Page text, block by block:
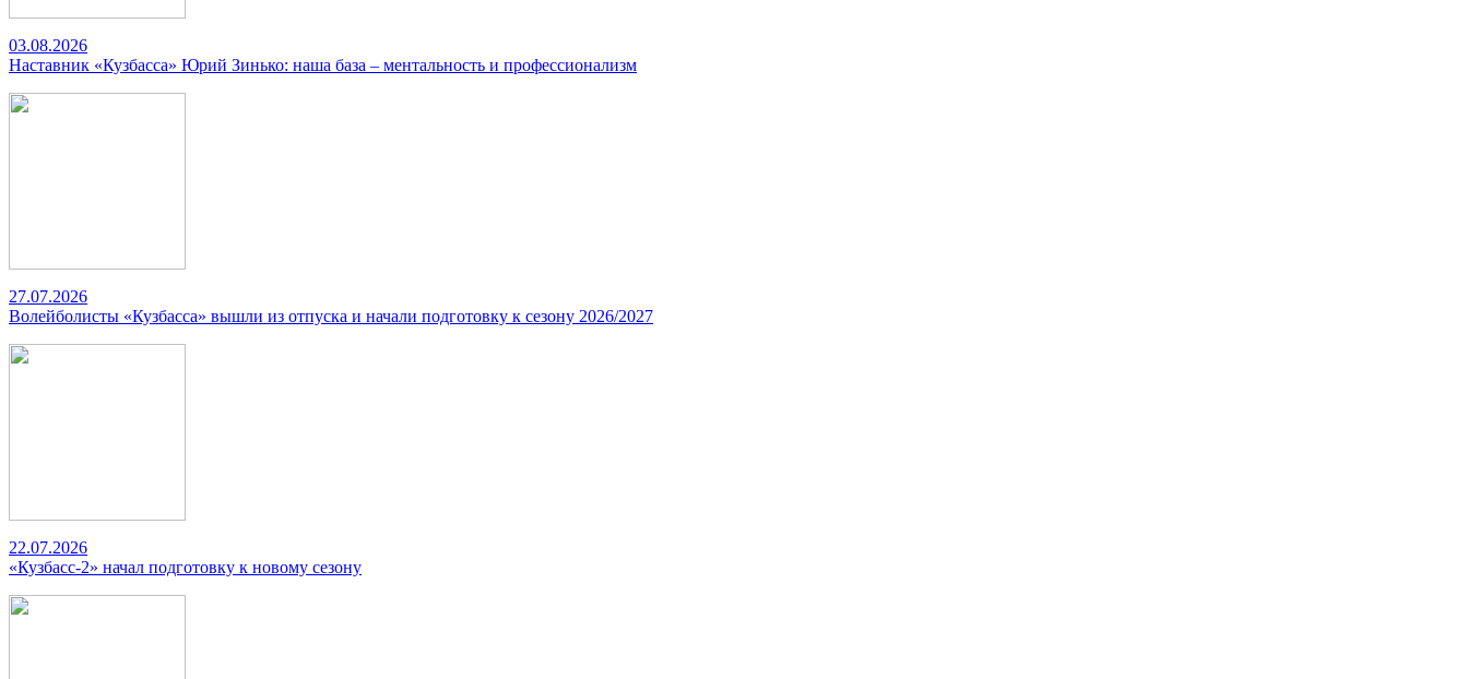
03.08.2026
Наставник «Кузбасса» Юрий Зинько: наша база – ментальность и профессионализм
27.07.2026
Волейболисты «Кузбасса» вышли из отпуска и начали подготовку к сезону 2026/2027
22.07.2026
«Кузбасс-2» начал подготовку к новому сезону